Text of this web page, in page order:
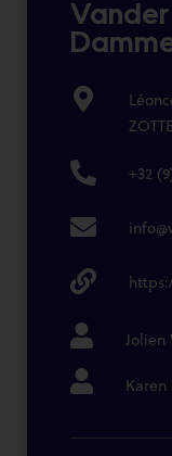
+32
Jolien
Karen